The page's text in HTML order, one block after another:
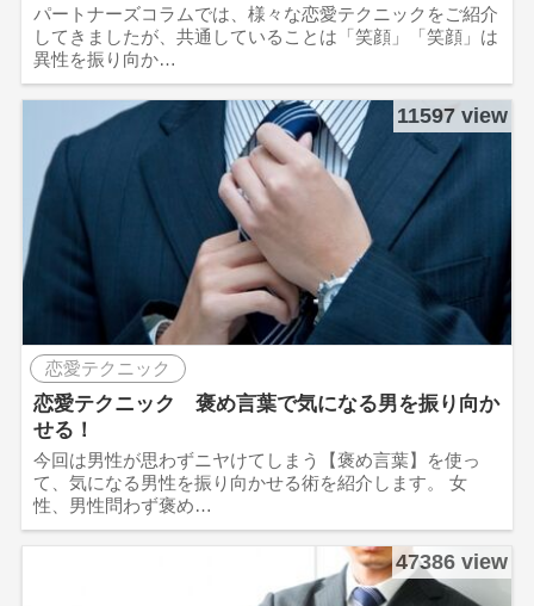
パートナーズコラムでは、様々な恋愛テクニックをご紹介
してきましたが、共通していることは「笑顔」「笑顔」は
異性を振り向か…
11597 view
恋愛テクニック
恋愛テクニック 褒め言葉で気になる男を振り向か
せる！
今回は男性が思わずニヤけてしまう【褒め言葉】を使っ
て、気になる男性を振り向かせる術を紹介します。 女
性、男性問わず褒め…
47386 view